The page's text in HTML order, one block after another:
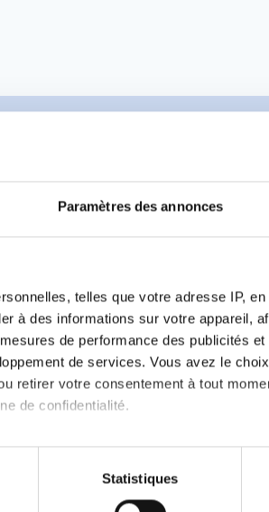
Paramètres des annonces
telles que votre adresse IP,
à des informations sur votre appareil,
de performance des publicités et
de services. Vous avez le choix
retirer votre consentement à tout
de confidentialité.
qui peuvent être précises
Statistiques
vous aurez besoin de vous
Créer un nouveau compte